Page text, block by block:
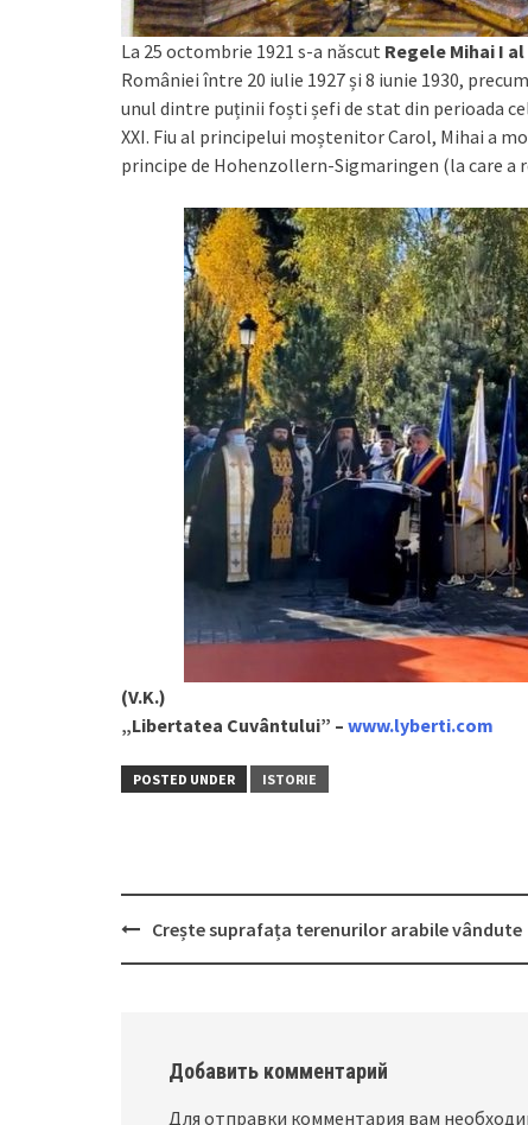
La 25 octombrie 1921 s-a născut Regele Mihai I
României între 20 iulie 1927 și 8 iunie 1930,
unul dintre puținii foști șefi de stat din perioada
XXI. Fiu al principelui moștenitor Carol, Mihai a
principe de Hohenzollern-Sigmaringen (la care a
(V.K.)
„Libertatea Cuvântului” – www.lyberti.com
POSTED UNDER ISTORIE
Post
Crește suprafața terenurilor arabile vândute
Добавить комментарий
Для отправки комментария вам